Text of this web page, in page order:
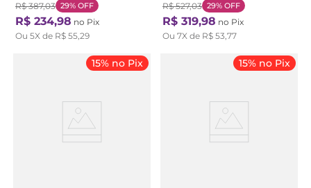
R$ 387,03 29% OFF
R$ 234,98 no Pix
Ou 5X de R$ 55,29
R$ 527,03 29% OFF
R$ 319,98 no Pix
Ou 7X de R$ 53,77
15% no Pix 15% no Pix